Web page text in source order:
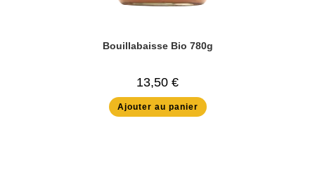
Bouillabaisse Bio 780g
13,50 €
Ajouter au panier